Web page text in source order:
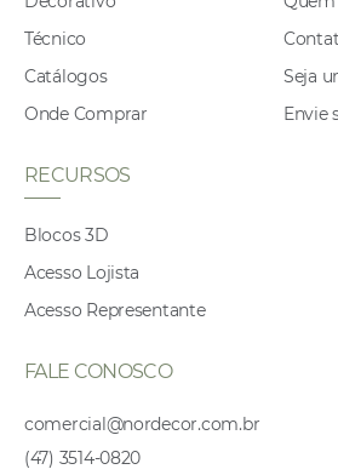
Técnico
Catálogos
Onde Comprar
Seja
Envie
RECURSOS
Blocos 3D
Acesso Lojista
Acesso Representante
FALE CONOSCO
comercial@nordecor.com.br
(47) 3514-0820